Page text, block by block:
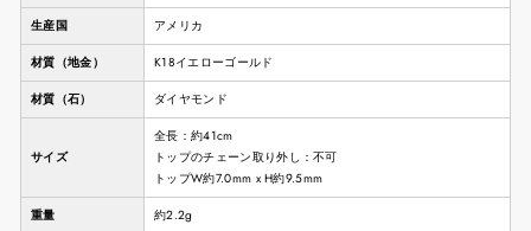
生産国 アメリカ
材質（地金） K18イエローゴールド
材質（石） ダイヤモンド
サイズ
全長：約41cm
トップのチェーン取り外し：不可
トップW約7.0mm x H約9.5mm
重量 約2.2g